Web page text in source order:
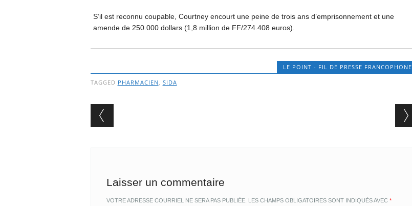
S’il est reconnu coupable, Courtney encourt une peine de trois ans d’emprisonnement et une
amende de 250.000 dollars (1,8 million de FF/274.408 euros).
LE POINT - FIL DE PRESSE FRANCOPHONE
TAGGED PHARMACIEN, SIDA
Post navigation
Laisser un commentaire
VOTRE ADRESSE COURRIEL NE SERA PAS PUBLIÉE. LES CHAMPS OBLIGATOIRES SONT INDIQUÉS AVEC *